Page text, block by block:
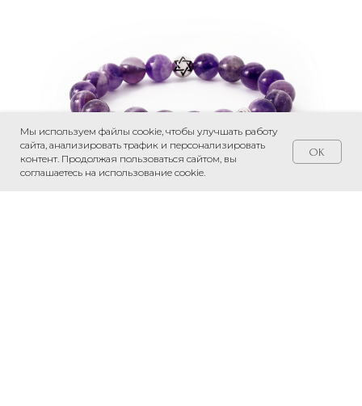
Мы используем файлы cookie, чтобы улучшать работу
сайта, анализировать трафик и персонализировать
контент. Продолжая пользоваться сайтом, вы
соглашаетесь на использование cookie.
OK